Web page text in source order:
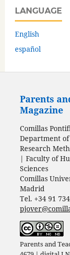
LANGUAGE
English
español
Parents
Magazine
Comillas
Department
Research
| Faculty of
Sciences
Comillas
Madrid
Tel. +34 91
Parents and